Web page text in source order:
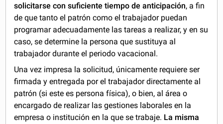
solicitarse con suficiente tiempo de anticipación, a fin
de que tanto el patrón como el trabajador puedan
programar adecuadamente las tareas a realizar, y en su
caso, se determine la persona que sustituya al
trabajador durante el periodo vacacional.
Una vez impresa la solicitud, únicamente requiere ser
firmada y entregada por el trabajador directamente al
patrón (si este es persona física), o bien, al área o
encargado de realizar las gestiones laborales en la
empresa o institución en la que se trabaje. La misma